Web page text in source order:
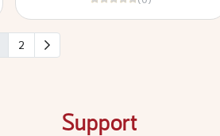
2
Support